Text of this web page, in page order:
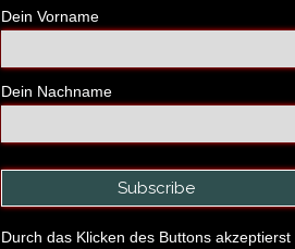
Dein Vorname
Dein Nachname
Durch das Klicken des Buttons akzeptierst